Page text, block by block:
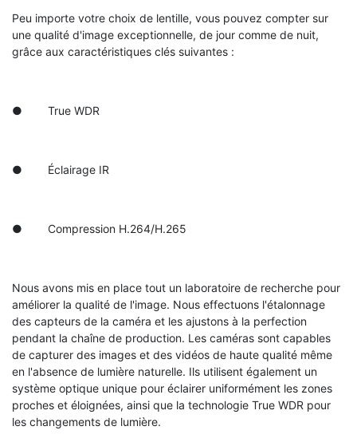
Peu importe votre choix de lentille, vous pouvez compter sur
une qualité d'image exceptionnelle, de jour comme de nuit,
grâce aux caractéristiques clés suivantes :
● True WDR
● Éclairage IR
● Compression H.264/H.265
Nous avons mis en place tout un laboratoire de recherche pour
améliorer la qualité de l'image. Nous effectuons l'étalonnage
des capteurs de la caméra et les ajustons à la perfection
pendant la chaîne de production. Les caméras sont capables
de capturer des images et des vidéos de haute qualité même
en l'absence de lumière naturelle. Ils utilisent également un
système optique unique pour éclairer uniformément les zones
proches et éloignées, ainsi que la technologie True WDR pour
les changements de lumière.